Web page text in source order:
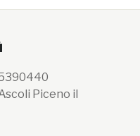
Piceno il